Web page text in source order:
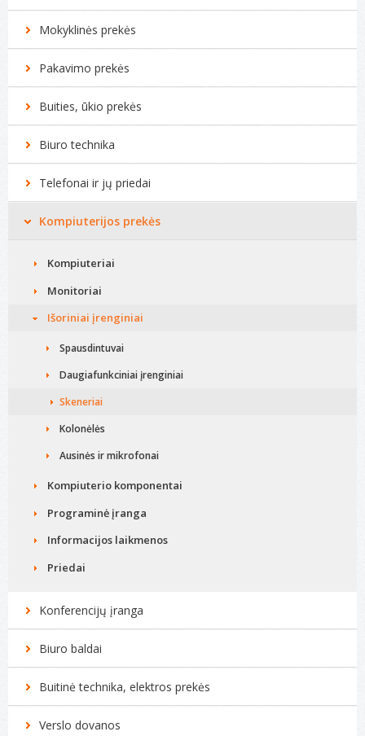
Mokyklinės prekės
Pakavimo prekės
Buities, ūkio prekės
Biuro technika
Telefonai ir jų priedai
Kompiuterijos prekės
Kompiuteriai
Monitoriai
Išoriniai įrenginiai
Spausdintuvai
Daugiafunkciniai įrenginiai
Skeneriai
Kolonėlės
Ausinės ir mikrofonai
Kompiuterio komponentai
Programinė įranga
Informacijos laikmenos
Priedai
Konferencijų įranga
Biuro baldai
Buitinė technika, elektros prekės
Verslo dovanos